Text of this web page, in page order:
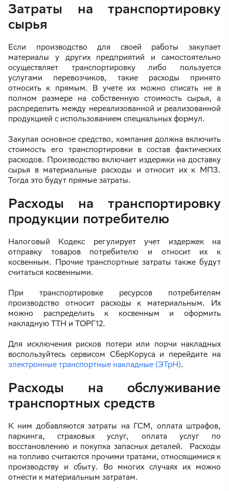
Затраты на транспортировку
сырья
Если производство для своей работы закупает
материалы у других предприятий и самостоятельно
осуществляет транспортировку либо пользуется
услугами перевозчиков, такие расходы принято
относить к прямым. В учете их можно списать не в
полном размере на собственную стоимость сырья, а
распределить между нереализованной и реализованной
продукцией с использованием специальных формул.
Закупая основное средство, компания должна включить
стоимость его транспортировки в состав фактических
расходов. Производство включает издержки на доставку
сырья в материальные расходы и относит их к МПЗ.
Тогда это будут прямые затраты.
Расходы на транспортировку
продукции потребителю
Налоговый Кодекс регулирует учет издержек на
отправку товаров потребителю и относит их к
косвенным. Прочие транспортные затраты также будут
считаться косвенными.
При транспортировке ресурсов потребителям
производство относит расходы к материальным. Их
можно распределить к косвенным и оформить
накладную ТТН и ТОРГ12.
Для исключения рисков потери или порчи накладных
воспользуйтесь сервисом СберКоруса и перейдите на
электронные транспортные накладные (ЭТрН).
Расходы на обслуживание
транспортных средств
К ним добавляются затраты на ГСМ, оплата штрафов,
паркинга, страховых услуг, оплата услуг по
восстановлению и покупка запасных деталей. Расходы
на топливо считаются прочими тратами, относящимися к
производству и сбыту. Во многих случаях их можно
отнести к материальным затратам.